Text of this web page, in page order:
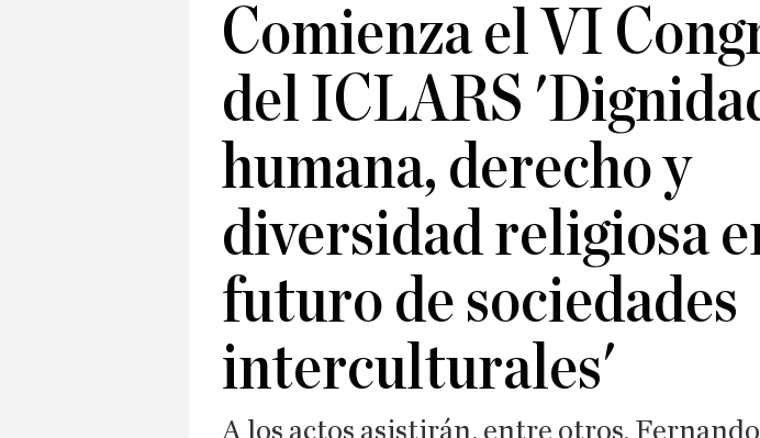
Comienza el VI
del ICLARS
humana, derecho y
diversidad religiosa
futuro de sociedades
interculturales'
A los actos asistirán, entre otros,